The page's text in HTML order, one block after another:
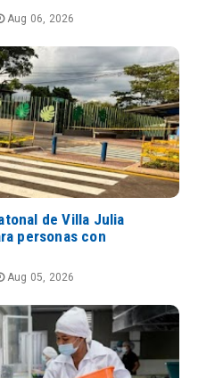
Aug 06, 2026
de Villa Julia
personas con
Aug 05, 2026